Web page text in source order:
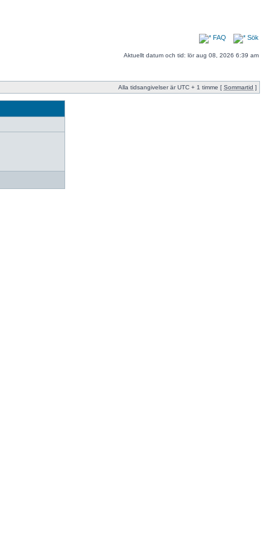
FAQ Sök
Aktuellt datum och tid: lör aug 08, 2026 6:39 am
Alla tidsangivelser är UTC + 1 timme [ Sommartid ]